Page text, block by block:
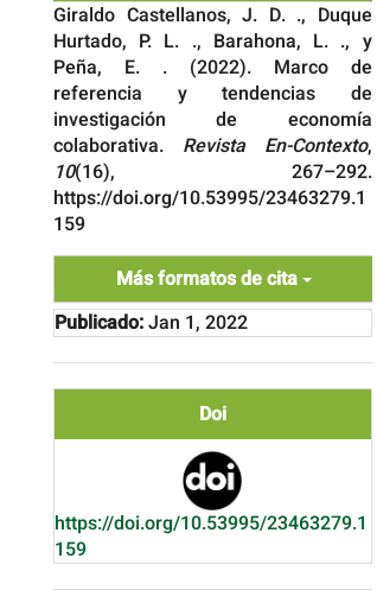
Giraldo Castellanos, J. D. ., Duque
Hurtado, P. L. ., Barahona, L. ., y
Peña, E. . (2022). Marco de
referencia y tendencias de
investigación de economía
colaborativa. Revista En-Contexto,
10(16), 267–292.
https://doi.org/10.53995/23463279.1
159
Más formatos de cita
Publicado:Jan 1, 2022
Doi
https://doi.org/10.53995/23463279.1
159